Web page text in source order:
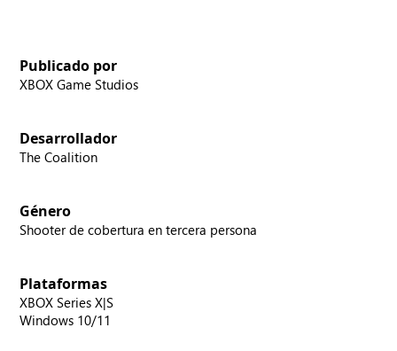
Publicado por
XBOX Game Studios
Desarrollador
The Coalition
Género
Shooter de cobertura en tercera persona
Plataformas
XBOX Series X|S
Windows 10/11